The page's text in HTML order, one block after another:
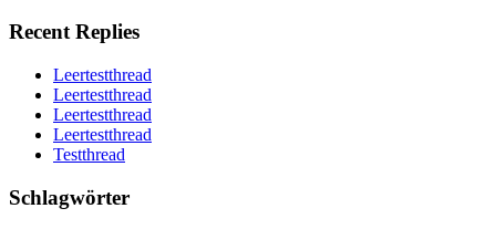
Recent Replies
Leertestthread
Leertestthread
Leertestthread
Leertestthread
Testthread
Schlagwörter